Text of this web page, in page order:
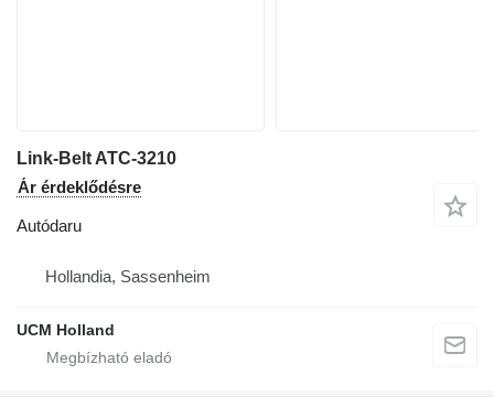
Link-Belt ATC-3210
Ár érdeklődésre
Autódaru
Hollandia, Sassenheim
UCM Holland